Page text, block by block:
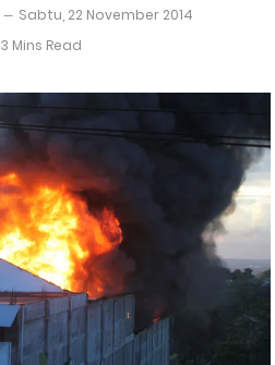
Sabtu, 22 November 2014
3 Mins Read